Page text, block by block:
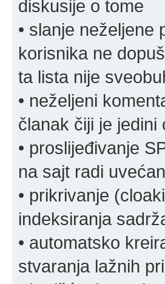
diskusije o tome
• slanje neželjene
korisnika ne
ta lista nije
• neželjeni
članak čiji je
• proslijeđivanje
na sajt radi
• prikrivanje
indeksiranja
• automatsko
stvaranja lažnih